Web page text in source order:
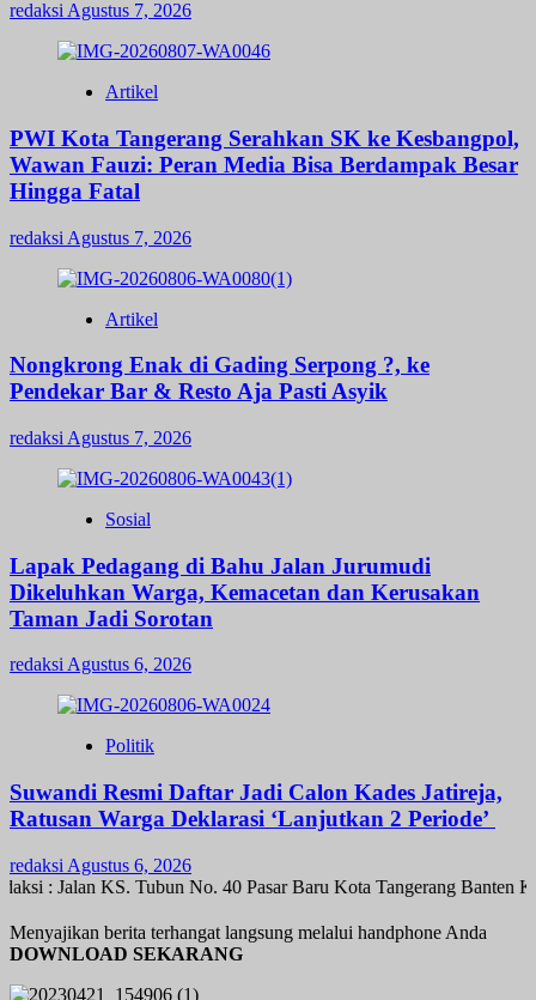
redaksi Agustus 7, 2026
Artikel
PWI Kota Tangerang Serahkan SK ke Kesbangpol,
Wawan Fauzi: Peran Media Bisa Berdampak Besar
Hingga Fatal
redaksi Agustus 7, 2026
Artikel
Nongkrong Enak di Gading Serpong ?, ke
Pendekar Bar & Resto Aja Pasti Asyik
redaksi Agustus 7, 2026
Sosial
Lapak Pedagang di Bahu Jalan Jurumudi
Dikeluhkan Warga, Kemacetan dan Kerusakan
Taman Jadi Sorotan
redaksi Agustus 6, 2026
Politik
Suwandi Resmi Daftar Jadi Calon Kades Jatireja,
Ratusan Warga Deklarasi ‘Lanjutkan 2 Periode’
redaksi Agustus 6, 2026
: Jalan KS. Tubun No. 40 Pasar Baru Kota Tangerang Banten
Menyajikan berita terhangat langsung melalui handphone Anda
DOWNLOAD SEKARANG